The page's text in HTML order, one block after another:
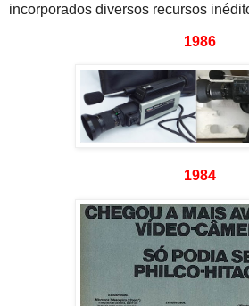
incorporados diversos recursos
1986
1984